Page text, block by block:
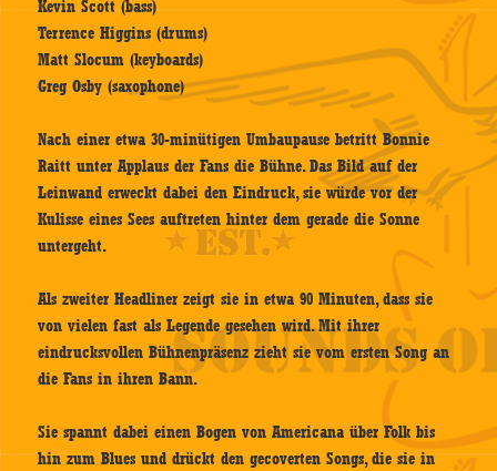
Kevin Scott (bass)
Terrence Higgins (drums)
Matt Slocum (keyboards)
Greg Osby (saxophone)
Nach einer etwa 30-minütigen Umbaupause betritt Bonnie
Raitt unter Applaus der Fans die Bühne. Das Bild auf der
Leinwand erweckt dabei den Eindruck, sie würde vor der
Kulisse eines Sees auftreten hinter dem gerade die Sonne
untergeht.
Als zweiter Headliner zeigt sie in etwa 90 Minuten, dass sie
von vielen fast als Legende gesehen wird. Mit ihrer
eindrucksvollen Bühnenpräsenz zieht sie vom ersten Song an
die Fans in ihren Bann.
Sie spannt dabei einen Bogen von Americana über Folk bis
hin zum Blues und drückt den gecoverten Songs, die sie in